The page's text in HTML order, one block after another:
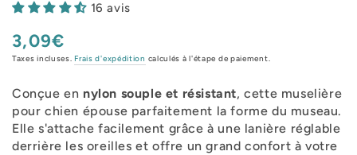
16 avis
Prix
normal
3,09€
Taxes incluses. Frais d'expédition calculés à l'étape de paiement.
Conçue en nylon souple et résistant, cette muselière
pour chien épouse parfaitement la forme du museau.
Elle s'attache facilement grâce à une lanière réglable
derrière les oreilles et offre un grand confort à votre